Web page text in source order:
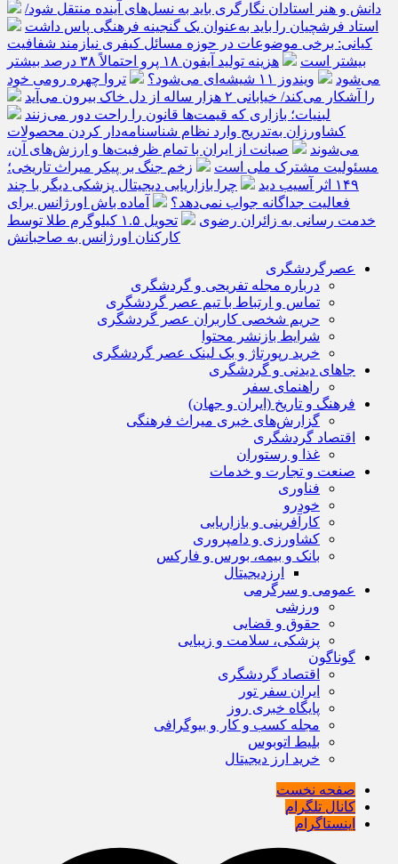
دانش و هنر استادان نگارگری باید به نسل‌های آینده منتقل شود/
استاد فرشچیان را باید به‌عنوان یک گنجینه فرهنگی پاس داشت
کیانی: برخی موضوعات در حوزه مسائل کیفری نیازمند شفافیت
بیشتر است
هزینه تولید آیفون ۱۸ پرو احتمالاً ۳۸ درصد بیشتر
می‌شود
ویندوز ۱۱ شیشه‌ای می‌شود؟
تروا چهره رومی خود
را آشکار می‌کند/ خیابانی ۲ هزار ساله از دل خاک بیرون می‌آید
لبنیات؛ بازاری که قیمت‌ها قانون را راحت دور می‌زنند
کشاورزان به‌تدریج وارد نظام شناسنامه‌دار کردن محصولات
می‌شوند
صیانت از ایران با تمام ظرفیت‌ها و ارزش‌های آن،
مسئولیت مشترک ملی است
زخم جنگ بر پیکر میراث تاریخی؛
۱۴۹ اثر آسیب دید
چرا بازاریابی دیجیتال پزشکی دیگر با چند
فعالیت جداگانه جواب نمی‌دهد؟
آماده باش اورژانس برای
خدمت رسانی به زائران رضوی
تحویل ۱.۵ کیلوگرم طلا توسط
کارکنان اورژانس به صاحبانش
عصرگردشگری
درباره مجله تفریحی و گردشگری
تماس و ارتباط با تیم عصر گردشگری
حریم شخصی کاربران عصر گردشگری
شرایط بازنشر محتوا
خرید رپورتاژ و بک لینک عصر گردشگری
جاهای دیدنی و گردشگری
راهنمای سفر
فرهنگ و تاریخ (ایران و جهان)
گزارش‌های خبری میراث فرهنگی
اقتصاد گردشگری
غذا و رستوران
صنعت و تجارت و خدمات
فناوری
خودرو
کارآفرینی و بازاریابی
کشاورزی و دامپروری
بانک و بیمه، بورس و فارکس
ارزدیجیتال
عمومی و سرگرمی
ورزشی
حقوق و قضایی
پزشکی، سلامت و زیبایی
گوناگون
اقتصاد گردشگری
ایران سفر تور
پایگاه خبری روز
مجله کسب و کار و بیوگرافی
بلیط اتوبوس
خرید ارز دیجیتال
صفحه نخست
کانال تلگرام
اینستاگرام